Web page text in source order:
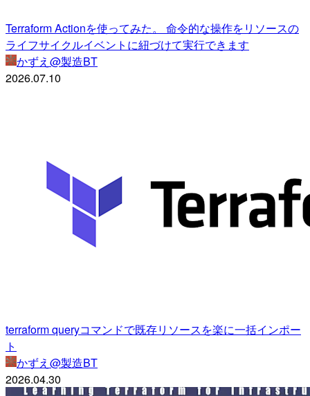
Terraform Actionを使ってみた。 命令的な操作をリソースの
ライフサイクルイベントに紐づけて実行できます
かずえ@製造BT
2026.07.10
terraform queryコマンドで既存リソースを楽に一括インポー
ト
かずえ@製造BT
2026.04.30